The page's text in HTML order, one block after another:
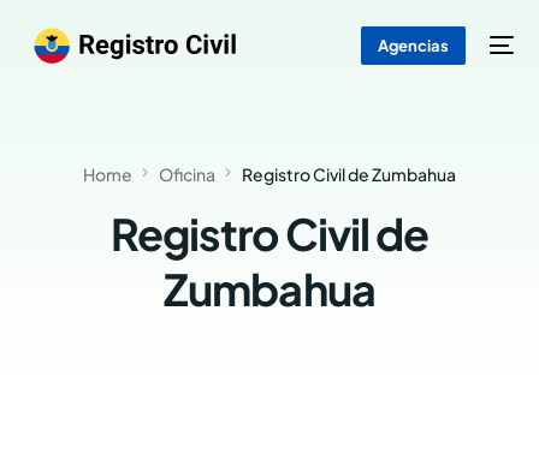
Agencias
Home Oficina Registro Civil de Zumbahua
Registro Civil de
Zumbahua